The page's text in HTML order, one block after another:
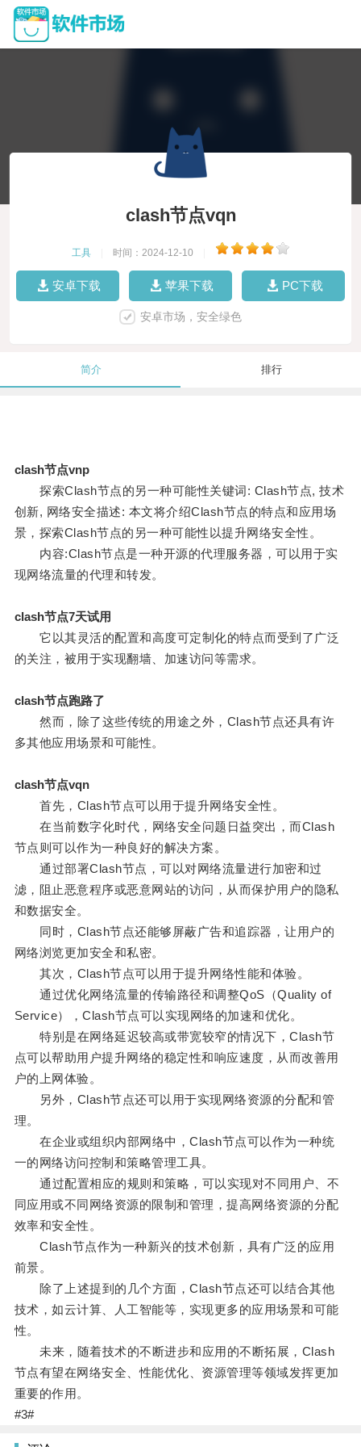
clash节点vqn
工具 时间：2024-12-10
安卓下载 苹果下载 PC下载
安卓市场，安全绿色
简介 排行
clash节点vnp
探索Clash节点的另一种可能性关键词: Clash节点, 技术
创新, 网络安全描述: 本文将介绍Clash节点的特点和应用场
景，探索Clash节点的另一种可能性以提升网络安全性。
内容:Clash节点是一种开源的代理服务器，可以用于实
现网络流量的代理和转发。
clash节点7天试用
它以其灵活的配置和高度可定制化的特点而受到了广泛
的关注，被用于实现翻墙、加速访问等需求。
clash节点跑路了
然而，除了这些传统的用途之外，Clash节点还具有许
多其他应用场景和可能性。
clash节点vqn
首先，Clash节点可以用于提升网络安全性。
在当前数字化时代，网络安全问题日益突出，而Clash
节点则可以作为一种良好的解决方案。
通过部署Clash节点，可以对网络流量进行加密和过
滤，阻止恶意程序或恶意网站的访问，从而保护用户的隐私
和数据安全。
同时，Clash节点还能够屏蔽广告和追踪器，让用户的
网络浏览更加安全和私密。
其次，Clash节点可以用于提升网络性能和体验。
通过优化网络流量的传输路径和调整QoS（Quality of
Service），Clash节点可以实现网络的加速和优化。
特别是在网络延迟较高或带宽较窄的情况下，Clash节
点可以帮助用户提升网络的稳定性和响应速度，从而改善用
户的上网体验。
另外，Clash节点还可以用于实现网络资源的分配和管
理。
在企业或组织内部网络中，Clash节点可以作为一种统
一的网络访问控制和策略管理工具。
通过配置相应的规则和策略，可以实现对不同用户、不
同应用或不同网络资源的限制和管理，提高网络资源的分配
效率和安全性。
Clash节点作为一种新兴的技术创新，具有广泛的应用
前景。
除了上述提到的几个方面，Clash节点还可以结合其他
技术，如云计算、人工智能等，实现更多的应用场景和可能
性。
未来，随着技术的不断进步和应用的不断拓展，Clash
节点有望在网络安全、性能优化、资源管理等领域发挥更加
重要的作用。
#3#